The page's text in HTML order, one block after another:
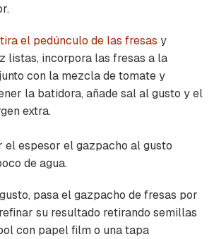
el pedúnculo de las fresas y
listas, incorpora las fresas a la
con la mezcla de tomate y
la batidora, añade sal al gusto y el
extra.
el espesor el gazpacho al gusto
de agua.
pasa el gazpacho de fresas por
su resultado retirando semillas
con papel film o una tapa